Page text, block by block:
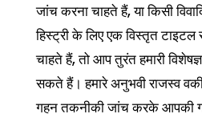
जांच करना चाहते हैं, या किसी
हिस्ट्री के लिए एक विस्तृत टाइटल
चाहते हैं, तो आप तुरंत हमारी
सकते हैं। हमारे अनुभवी राजस्व
गहन तकनीकी जांच करके आपकी